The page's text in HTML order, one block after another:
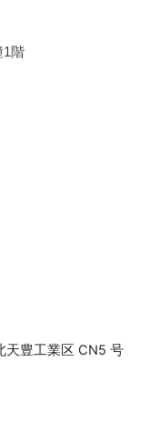
1階
天豊工業区 CN5 号